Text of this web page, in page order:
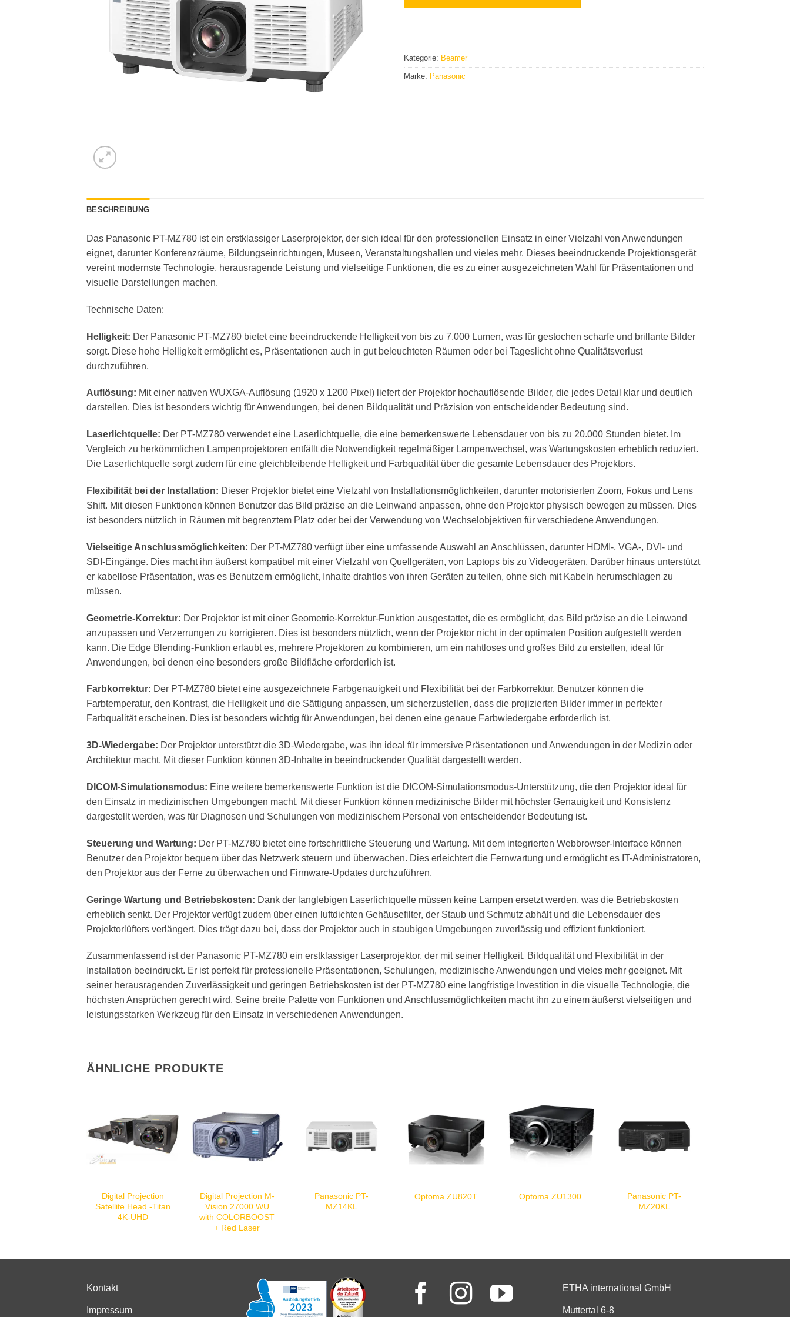
Kategorie: Beamer
Marke: Panasonic
BESCHREIBUNG
Das Panasonic PT-MZ780 ist ein erstklassiger Laserprojektor, der sich ideal für den professionellen Einsatz in einer Vielzahl von Anwendungen
eignet, darunter Konferenzräume, Bildungseinrichtungen, Museen, Veranstaltungshallen und vieles mehr. Dieses beeindruckende Projektionsgerät
vereint modernste Technologie, herausragende Leistung und vielseitige Funktionen, die es zu einer ausgezeichneten Wahl für Präsentationen und
visuelle Darstellungen machen.
Technische Daten:
Helligkeit: Der Panasonic PT-MZ780 bietet eine beeindruckende Helligkeit von bis zu 7.000 Lumen, was für gestochen scharfe und brillante Bilder
sorgt. Diese hohe Helligkeit ermöglicht es, Präsentationen auch in gut beleuchteten Räumen oder bei Tageslicht ohne Qualitätsverlust
durchzuführen.
Auflösung: Mit einer nativen WUXGA-Auflösung (1920 x 1200 Pixel) liefert der Projektor hochauflösende Bilder, die jedes Detail klar und deutlich
darstellen. Dies ist besonders wichtig für Anwendungen, bei denen Bildqualität und Präzision von entscheidender Bedeutung sind.
Laserlichtquelle: Der PT-MZ780 verwendet eine Laserlichtquelle, die eine bemerkenswerte Lebensdauer von bis zu 20.000 Stunden bietet. Im
Vergleich zu herkömmlichen Lampenprojektoren entfällt die Notwendigkeit regelmäßiger Lampenwechsel, was Wartungskosten erheblich reduziert.
Die Laserlichtquelle sorgt zudem für eine gleichbleibende Helligkeit und Farbqualität über die gesamte Lebensdauer des Projektors.
Flexibilität bei der Installation: Dieser Projektor bietet eine Vielzahl von Installationsmöglichkeiten, darunter motorisierten Zoom, Fokus und Lens
Shift. Mit diesen Funktionen können Benutzer das Bild präzise an die Leinwand anpassen, ohne den Projektor physisch bewegen zu müssen. Dies
ist besonders nützlich in Räumen mit begrenztem Platz oder bei der Verwendung von Wechselobjektiven für verschiedene Anwendungen.
Vielseitige Anschlussmöglichkeiten: Der PT-MZ780 verfügt über eine umfassende Auswahl an Anschlüssen, darunter HDMI-, VGA-, DVI- und
SDI-Eingänge. Dies macht ihn äußerst kompatibel mit einer Vielzahl von Quellgeräten, von Laptops bis zu Videogeräten. Darüber hinaus unterstützt
er kabellose Präsentation, was es Benutzern ermöglicht, Inhalte drahtlos von ihren Geräten zu teilen, ohne sich mit Kabeln herumschlagen zu
müssen.
Geometrie-Korrektur: Der Projektor ist mit einer Geometrie-Korrektur-Funktion ausgestattet, die es ermöglicht, das Bild präzise an die Leinwand
anzupassen und Verzerrungen zu korrigieren. Dies ist besonders nützlich, wenn der Projektor nicht in der optimalen Position aufgestellt werden
kann. Die Edge Blending-Funktion erlaubt es, mehrere Projektoren zu kombinieren, um ein nahtloses und großes Bild zu erstellen, ideal für
Anwendungen, bei denen eine besonders große Bildfläche erforderlich ist.
Farbkorrektur: Der PT-MZ780 bietet eine ausgezeichnete Farbgenauigkeit und Flexibilität bei der Farbkorrektur. Benutzer können die
Farbtemperatur, den Kontrast, die Helligkeit und die Sättigung anpassen, um sicherzustellen, dass die projizierten Bilder immer in perfekter
Farbqualität erscheinen. Dies ist besonders wichtig für Anwendungen, bei denen eine genaue Farbwiedergabe erforderlich ist.
3D-Wiedergabe: Der Projektor unterstützt die 3D-Wiedergabe, was ihn ideal für immersive Präsentationen und Anwendungen in der Medizin oder
Architektur macht. Mit dieser Funktion können 3D-Inhalte in beeindruckender Qualität dargestellt werden.
DICOM-Simulationsmodus: Eine weitere bemerkenswerte Funktion ist die DICOM-Simulationsmodus-Unterstützung, die den Projektor ideal für
den Einsatz in medizinischen Umgebungen macht. Mit dieser Funktion können medizinische Bilder mit höchster Genauigkeit und Konsistenz
dargestellt werden, was für Diagnosen und Schulungen von medizinischem Personal von entscheidender Bedeutung ist.
Steuerung und Wartung: Der PT-MZ780 bietet eine fortschrittliche Steuerung und Wartung. Mit dem integrierten Webbrowser-Interface können
Benutzer den Projektor bequem über das Netzwerk steuern und überwachen. Dies erleichtert die Fernwartung und ermöglicht es IT-Administratoren,
den Projektor aus der Ferne zu überwachen und Firmware-Updates durchzuführen.
Geringe Wartung und Betriebskosten: Dank der langlebigen Laserlichtquelle müssen keine Lampen ersetzt werden, was die Betriebskosten
erheblich senkt. Der Projektor verfügt zudem über einen luftdichten Gehäusefilter, der Staub und Schmutz abhält und die Lebensdauer des
Projektorlüfters verlängert. Dies trägt dazu bei, dass der Projektor auch in staubigen Umgebungen zuverlässig und effizient funktioniert.
Zusammenfassend ist der Panasonic PT-MZ780 ein erstklassiger Laserprojektor, der mit seiner Helligkeit, Bildqualität und Flexibilität in der
Installation beeindruckt. Er ist perfekt für professionelle Präsentationen, Schulungen, medizinische Anwendungen und vieles mehr geeignet. Mit
seiner herausragenden Zuverlässigkeit und geringen Betriebskosten ist der PT-MZ780 eine langfristige Investition in die visuelle Technologie, die
höchsten Ansprüchen gerecht wird. Seine breite Palette von Funktionen und Anschlussmöglichkeiten macht ihn zu einem äußerst vielseitigen und
leistungsstarken Werkzeug für den Einsatz in verschiedenen Anwendungen.
ÄHNLICHE PRODUKTE
Digital Projection
Satellite Head -Titan
4K-UHD
Digital Projection M-
Vision 27000 WU
with COLORBOOST
+ Red Laser
Panasonic PT-
MZ14KL
Optoma ZU820T Optoma ZU1300
Panasonic PT-
MZ20KL
Kontakt
Impressum
ETHA international GmbH
Muttertal 6-8